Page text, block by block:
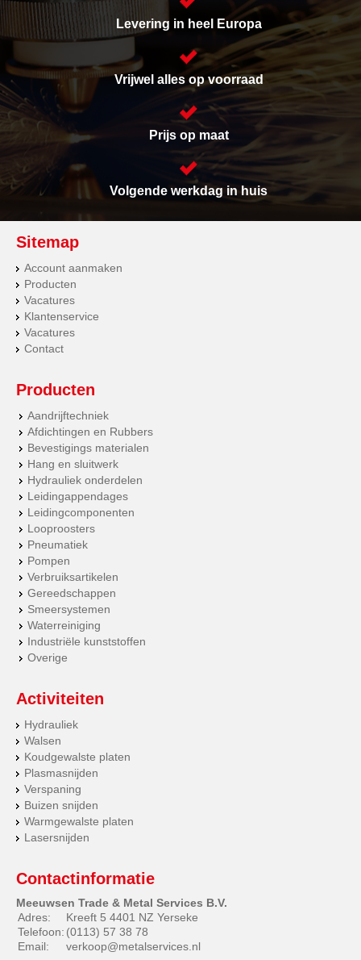
Levering in heel Europa
Vrijwel alles op voorraad
Prijs op maat
Volgende werkdag in huis
Sitemap
Account aanmaken
Producten
Vacatures
Klantenservice
Vacatures
Contact
Producten
Aandrijftechniek
Afdichtingen en Rubbers
Bevestigings materialen
Hang en sluitwerk
Hydrauliek onderdelen
Leidingappendages
Leidingcomponenten
Looproosters
Pneumatiek
Pompen
Verbruiksartikelen
Gereedschappen
Smeersystemen
Waterreiniging
Industriële kunststoffen
Overige
Activiteiten
Hydrauliek
Walsen
Koudgewalste platen
Plasmasnijden
Verspaning
Buizen snijden
Warmgewalste platen
Lasersnijden
Contactinformatie
Meeuwsen Trade & Metal Services B.V.
Adres:
Kreeft 5 4401 NZ Yerseke
Telefoon: (0113) 57 38 78
Email:
verkoop@metalservices.nl